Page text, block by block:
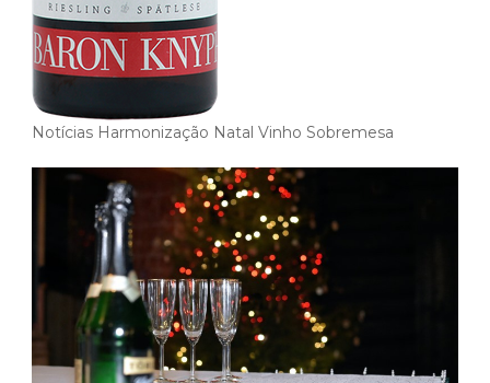
Notícias Harmonização Natal Vinho Sobremesa